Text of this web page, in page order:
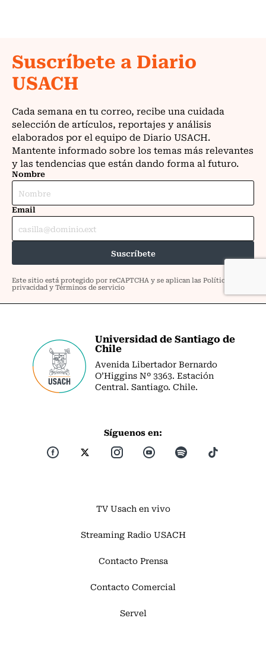
Universidad de Santiago de
Chile
Avenida Libertador Bernardo
O’Higgins Nº 3363. Estación
Central. Santiago. Chile.
Síguenos en:
TV Usach en vivo
Streaming Radio USACH
Contacto Prensa
Contacto Comercial
Servel